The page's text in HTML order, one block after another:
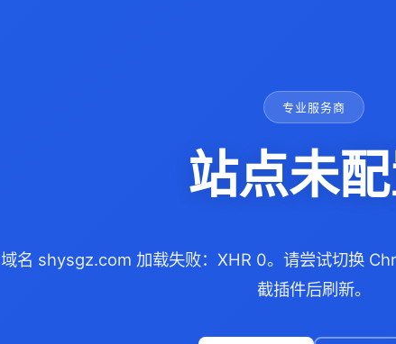
专业服务商
站点未
域名 shysgz.com 加载失败：XHR 0。请尝试切换
截插件后刷新。